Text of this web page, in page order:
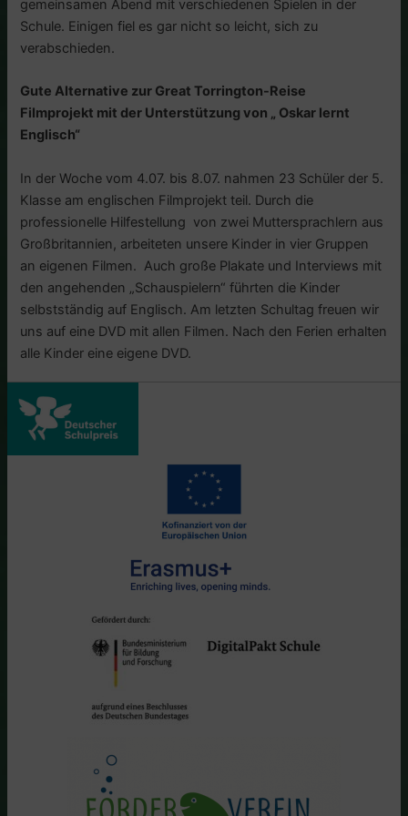
gemeinsamen Abend mit verschiedenen Spielen in der
Schule. Einigen fiel es gar nicht so leicht, sich zu
verabschieden.
Gute Alternative zur Great Torrington-Reise
Filmprojekt mit der Unterstützung von „ Oskar lernt
Englisch“
In der Woche vom 4.07. bis 8.07. nahmen 23 Schüler der 5.
Klasse am englischen Filmprojekt teil. Durch die
professionelle Hilfestellung von zwei Muttersprachlern aus
Großbritannien, arbeiteten unsere Kinder in vier Gruppen
an eigenen Filmen. Auch große Plakate und Interviews mit
den angehenden „Schauspielern“ führten die Kinder
selbstständig auf Englisch. Am letzten Schultag freuen wir
uns auf eine DVD mit allen Filmen. Nach den Ferien erhalten
alle Kinder eine eigene DVD.